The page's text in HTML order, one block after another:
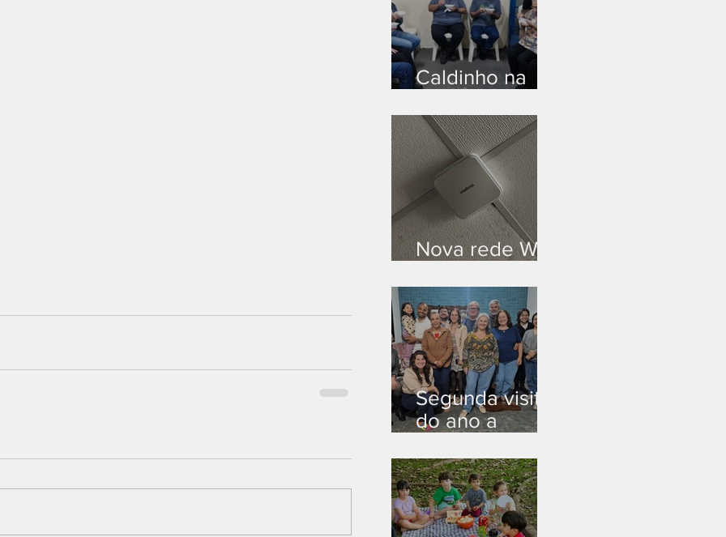
Caldinho na
Nova rede Wi-
Segunda visita
do ano a